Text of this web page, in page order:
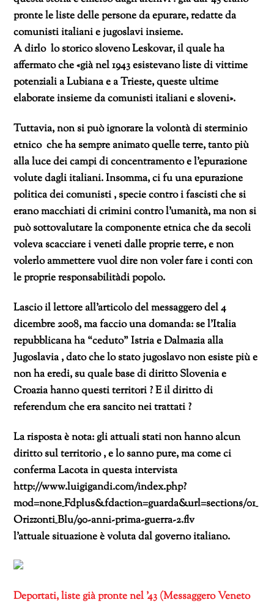
pronte le liste delle persone da epurare, redatte da
comunisti italiani e jugoslavi insieme.
A dirlo lo storico sloveno Leskovar, il quale ha
affermato che «già nel 1943 esistevano liste di vittime
potenziali a Lubiana e a Trieste, queste ultime
elaborate insieme da comunisti italiani e sloveni».
Tuttavia, non si può ignorare la volontà di sterminio
etnico che ha sempre animato quelle terre, tanto più
alla luce dei campi di concentramento e l’epurazione
volute dagli italiani. Insomma, ci fu una epurazione
politica dei comunisti , specie contro i fascisti che si
erano macchiati di crimini contro l’umanità, ma non si
può sottovalutare la componente etnica che da secoli
voleva scacciare i veneti dalle proprie terre, e non
volerlo ammettere vuol dire non voler fare i conti con
le proprie responsabilitàdi popolo.
Lascio il lettore all’articolo del messaggero del 4
dicembre 2008, ma faccio una domanda: se l’Italia
repubblicana ha “ceduto” Istria e Dalmazia alla
Jugoslavia , dato che lo stato jugoslavo non esiste più e
non ha eredi, su quale base di diritto Slovenia e
Croazia hanno questi territori ? E il diritto di
referendum che era sancito nei trattati ?
La risposta è nota: gli attuali stati non hanno alcun
diritto sul territorio , e lo sanno pure, ma come ci
conferma Lacota in questa intervista
http://www.luigigandi.com/index.php?
mod=none_Fdplus&fdaction=guarda&url=sections/01_
Orizzonti_Blu/90-anni-prima-guerra-2.flv
l’attuale situazione è voluta dal governo italiano.
Deportati, liste già pronte nel ’43 (Messaggero Veneto